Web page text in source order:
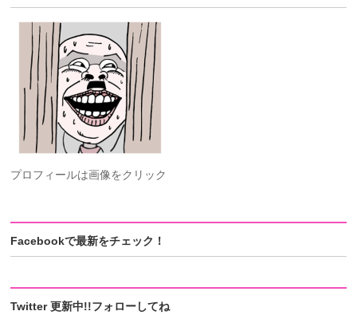
プロフィールは画像をクリック
Facebookで最新をチェック！
Twitter 更新中!!フォローしてね